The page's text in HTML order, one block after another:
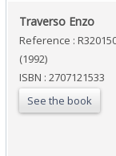
‎Traverso Enzo‎
Reference :
(1992)
ISBN : 2707121533
See the book